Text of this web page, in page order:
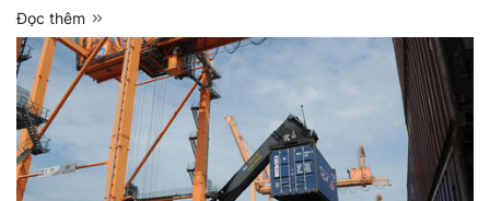
Đọc thêm